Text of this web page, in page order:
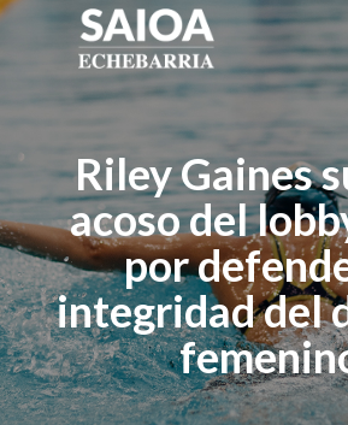
Riley Gaines
acoso del
por
integridad del